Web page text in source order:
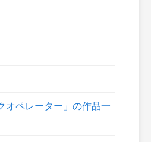
オペレーター」の作品一